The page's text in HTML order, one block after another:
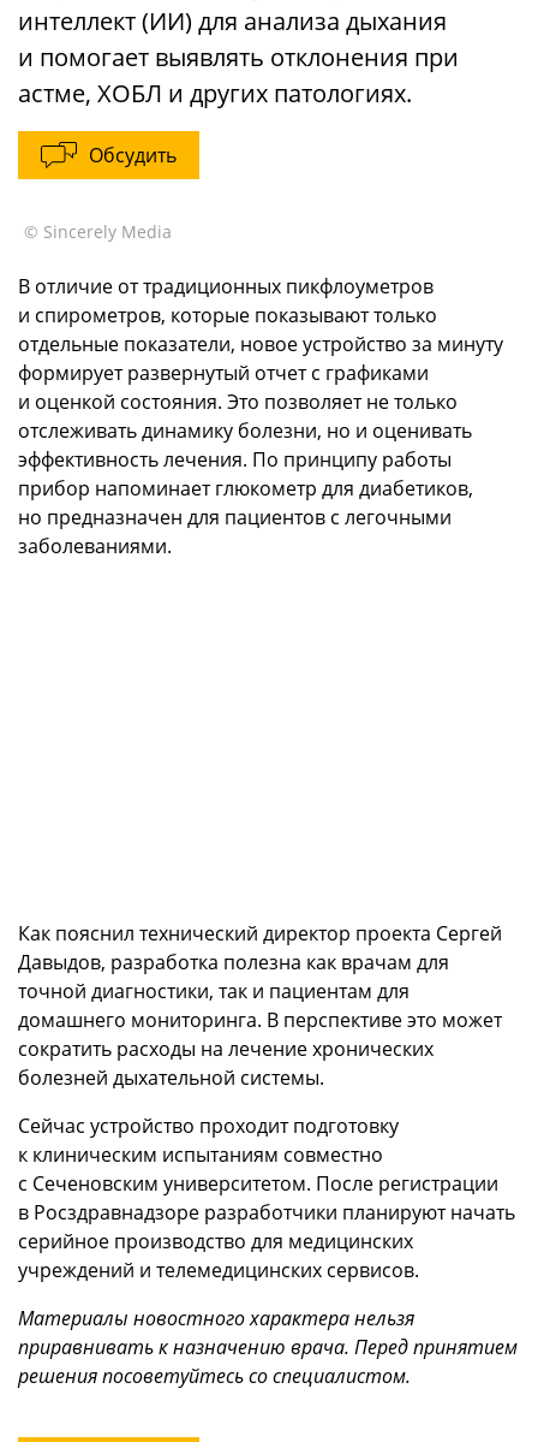
интеллект (ИИ) для анализа дыхания
и помогает выявлять отклонения при
астме, ХОБЛ и других патологиях.
Обсудить
© Sincerely Media
В отличие от традиционных пикфлоуметров
и спирометров, которые показывают только
отдельные показатели, новое устройство за минуту
формирует развернутый отчет с графиками
и оценкой состояния. Это позволяет не только
отслеживать динамику болезни, но и оценивать
эффективность лечения. По принципу работы
прибор напоминает глюкометр для диабетиков,
но предназначен для пациентов с легочными
заболеваниями.
Как пояснил технический директор проекта Сергей
Давыдов, разработка полезна как врачам для
точной диагностики, так и пациентам для
домашнего мониторинга. В перспективе это может
сократить расходы на лечение хронических
болезней дыхательной системы.
Сейчас устройство проходит подготовку
к клиническим испытаниям совместно
с Сеченовским университетом. После регистрации
в Росздравнадзоре разработчики планируют начать
серийное производство для медицинских
учреждений и телемедицинских сервисов.
Материалы новостного характера нельзя
приравнивать к назначению врача. Перед принятием
решения посоветуйтесь со специалистом.